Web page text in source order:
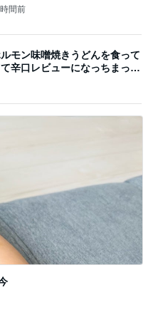
間前
モン味噌焼きうどんを食って
辛口レビューになっちまった